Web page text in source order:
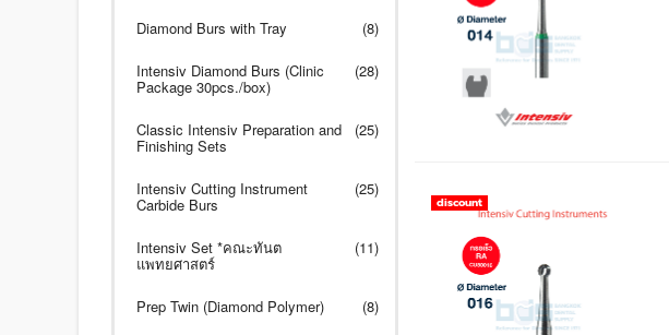
Diamond Burs with Tray (8)
Intensiv Diamond Burs (Clinic
Package 30pcs./box)
(28)
Classic Intensiv Preparation and
Finishing Sets
(25)
Intensiv Cutting Instrument
Carbide Burs
(25)
Intensiv Set *คณะทันต
แพทยศาสตร์
(11)
Prep Twin (Diamond Polymer) (8)
discount